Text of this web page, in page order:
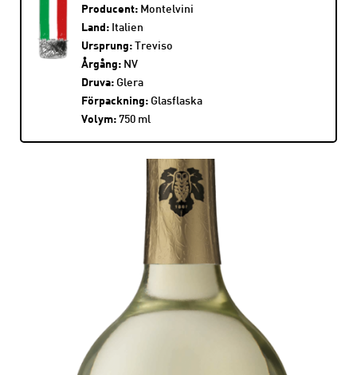
Producent: Montelvini
Land: Italien
Ursprung: Treviso
Årgång: NV
Druva: Glera
Förpackning: Glasflaska
Volym: 750 ml